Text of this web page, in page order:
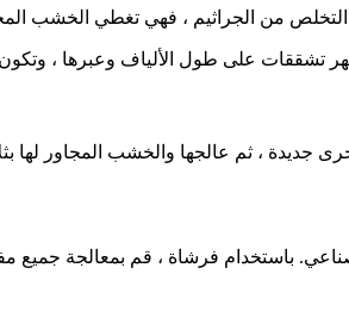
جديدة ، ثم عالجها والخشب المجاور لها
باستخدام فرشاة ، قم بمعالجة جميع